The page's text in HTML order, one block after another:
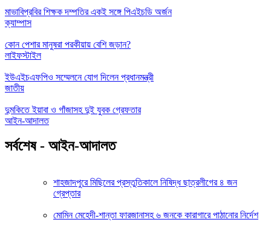
মাভাবিপ্রবির শিক্ষক দম্পতির একই সঙ্গে পিএইচডি অর্জন
ক্যাম্পাস
কোন পেশার মানুষরা পরকীয়ায় বেশি জড়ান?
লাইফস্টাইল
ইউএইচএফপিও সম্মেলনে যোগ দিলেন প্রধানমন্ত্রী
জাতীয়
দুমকিতে ইয়াবা ও গাঁজাসহ দুই যুবক গ্রেফতার
আইন-আদালত
সর্বশেষ - আইন-আদালত
শাহজাদপুরে মিছিলের প্রস্তুতিকালে নিষিদ্ধ ছাত্রলীগের ৪ জন
গ্রেপ্তার
মোমিন মেহেদী-শান্তা ফারজানাসহ ৬ জনকে কারাগারে পাঠানোর নির্দেশ